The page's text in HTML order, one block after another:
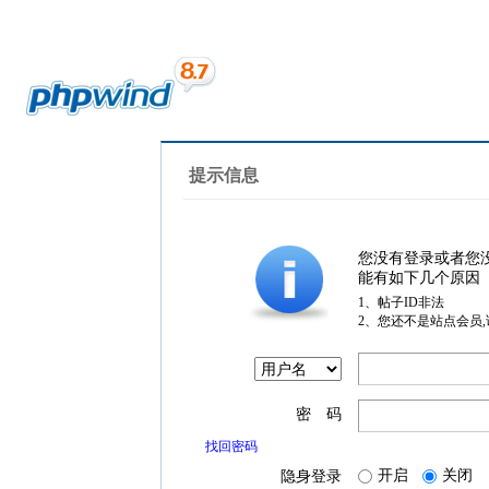
提示信息
您没有登录或者您
能有如下几个原因
1、帖子ID非法
2、您还不是站点会员
密 码
找回密码
隐身登录 开启 关闭